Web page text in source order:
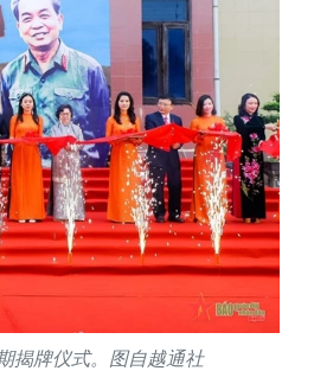
揭牌仪式。图自越通社